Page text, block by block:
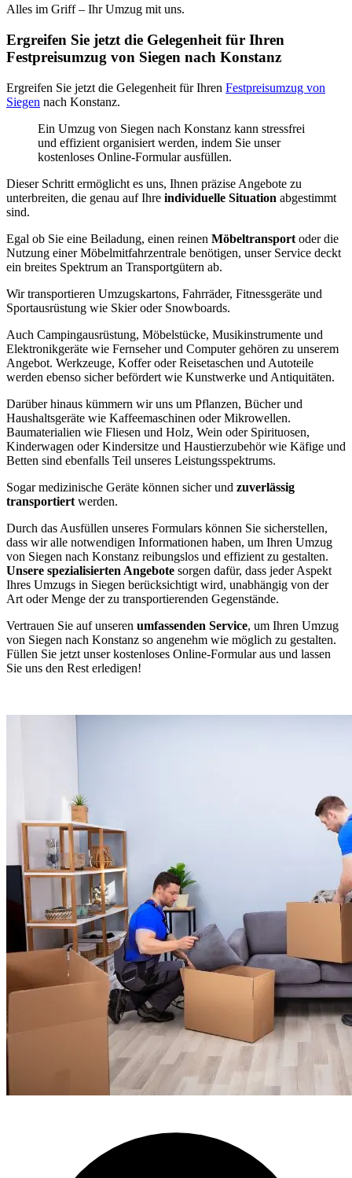
Alles im Griff – Ihr Umzug mit uns.
Ergreifen Sie jetzt die Gelegenheit für Ihren
Festpreisumzug von Siegen nach Konstanz
Ergreifen Sie jetzt die Gelegenheit für Ihren Festpreisumzug von
Siegen nach Konstanz.
Ein Umzug von Siegen nach Konstanz kann stressfrei
und effizient organisiert werden, indem Sie unser
kostenloses Online-Formular ausfüllen.
Dieser Schritt ermöglicht es uns, Ihnen präzise Angebote zu
unterbreiten, die genau auf Ihre individuelle Situation abgestimmt
sind.
Egal ob Sie eine Beiladung, einen reinen Möbeltransport oder die
Nutzung einer Möbelmitfahrzentrale benötigen, unser Service deckt
ein breites Spektrum an Transportgütern ab.
Wir transportieren Umzugskartons, Fahrräder, Fitnessgeräte und
Sportausrüstung wie Skier oder Snowboards.
Auch Campingausrüstung, Möbelstücke, Musikinstrumente und
Elektronikgeräte wie Fernseher und Computer gehören zu unserem
Angebot. Werkzeuge, Koffer oder Reisetaschen und Autoteile
werden ebenso sicher befördert wie Kunstwerke und Antiquitäten.
Darüber hinaus kümmern wir uns um Pflanzen, Bücher und
Haushaltsgeräte wie Kaffeemaschinen oder Mikrowellen.
Baumaterialien wie Fliesen und Holz, Wein oder Spirituosen,
Kinderwagen oder Kindersitze und Haustierzubehör wie Käfige und
Betten sind ebenfalls Teil unseres Leistungsspektrums.
Sogar medizinische Geräte können sicher und zuverlässig
transportiert werden.
Durch das Ausfüllen unseres Formulars können Sie sicherstellen,
dass wir alle notwendigen Informationen haben, um Ihren Umzug
von Siegen nach Konstanz reibungslos und effizient zu gestalten.
Unsere spezialisierten Angebote sorgen dafür, dass jeder Aspekt
Ihres Umzugs in Siegen berücksichtigt wird, unabhängig von der
Art oder Menge der zu transportierenden Gegenstände.
Vertrauen Sie auf unseren umfassenden Service, um Ihren Umzug
von Siegen nach Konstanz so angenehm wie möglich zu gestalten.
Füllen Sie jetzt unser kostenloses Online-Formular aus und lassen
Sie uns den Rest erledigen!